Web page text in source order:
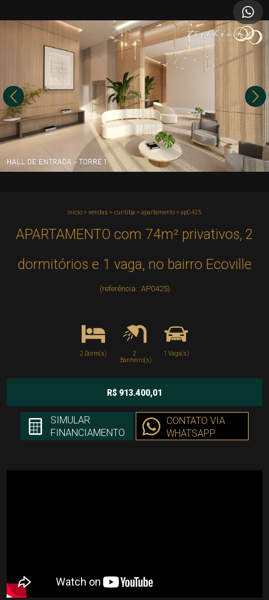
início > vendas > curitiba > apartamento > ap0425
APARTAMENTO com 74m² privativos, 2
dormitórios e 1 vaga, no bairro Ecoville
(referência.: AP0425)
2 Dorm(s)
2
Banheiro(s)
1 Vaga(s)
R$ 913.400,01
SIMULAR
FINANCIAMENTO
CONTATO VIA
WHATSAPP